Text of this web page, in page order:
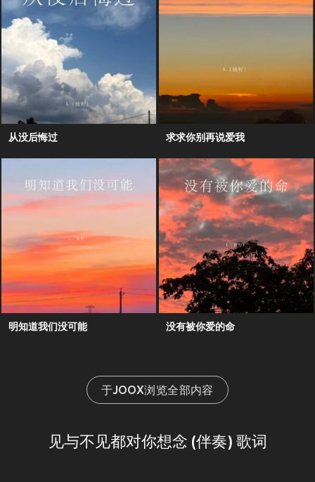
从没后悔过 求求你别再说爱我
明知道我们没可能 没有被你爱的命
于JOOX浏览全部内容
见与不见都对你想念 (伴奏) 歌词